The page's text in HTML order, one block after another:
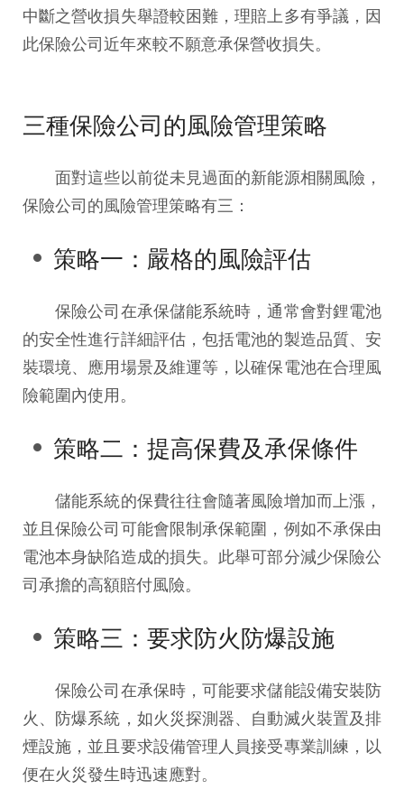
中斷之營收損失舉證較困難，理賠上多有爭議，因
此保險公司近年來較不願意承保營收損失。
三種保險公司的風險管理策略
面對這些以前從未見過面的新能源相關風險，
保險公司的風險管理策略有三：
策略一：嚴格的風險評估
保險公司在承保儲能系統時，通常會對鋰電池
的安全性進行詳細評估，包括電池的製造品質、安
裝環境、應用場景及維運等，以確保電池在合理風
險範圍內使用。
策略二：提高保費及承保條件
儲能系統的保費往往會隨著風險增加而上漲，
並且保險公司可能會限制承保範圍，例如不承保由
電池本身缺陷造成的損失。此舉可部分減少保險公
司承擔的高額賠付風險。
策略三：要求防火防爆設施
保險公司在承保時，可能要求儲能設備安裝防
火、防爆系統，如火災探測器、自動滅火裝置及排
煙設施，並且要求設備管理人員接受專業訓練，以
便在火災發生時迅速應對。